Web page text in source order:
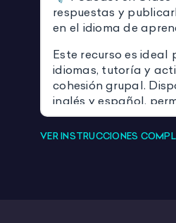
respuestas y
en el idioma de
Este recurso es ideal
idiomas, tutoría y
cohesión grupal.
inglés y español,
de dificultad y
de aprendizaje
VER INSTRUCCIONES